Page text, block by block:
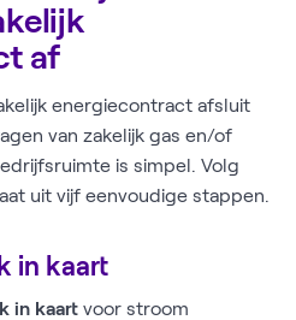
af
energiecontract afsluit
van zakelijk gas en/of
is simpel. Volg
uit vijf eenvoudige stappen.
in kaart
in kaart voor stroom